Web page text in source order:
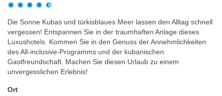
Die Sonne Kubas und türkisblaues Meer lassen den Alltag schnell
vergessen! Entspannen Sie in der traumhaften Anlage dieses
Luxushotels. Kommen Sie in den Genuss der Annehmlichkeiten
des All-inclusive-Programms und der kubanischen
Gastfreundschaft. Machen Sie diesen Urlaub zu einem
unvergesslichen Erlebnis!
Ort